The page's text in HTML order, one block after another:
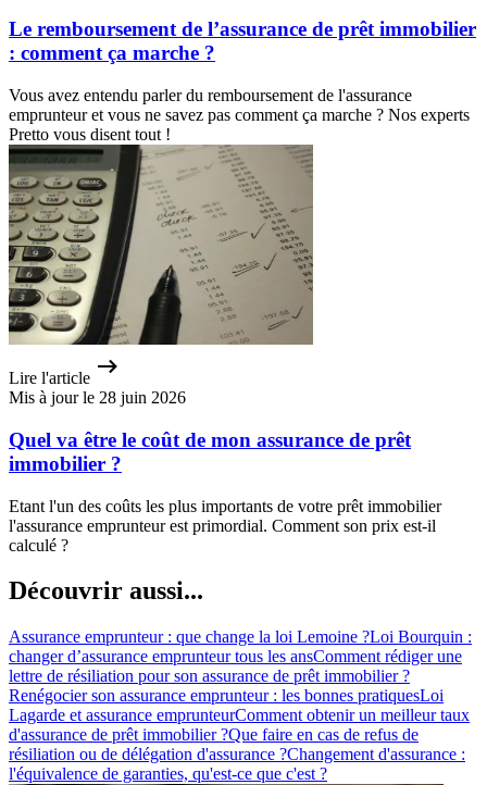
Le remboursement de l’assurance de prêt immobilier
: comment ça marche ?
Vous avez entendu parler du remboursement de l'assurance
emprunteur et vous ne savez pas comment ça marche ? Nos experts
Pretto vous disent tout !
Lire l'article
Mis à jour le 28 juin 2026
Quel va être le coût de mon assurance de prêt
immobilier ?
Etant l'un des coûts les plus importants de votre prêt immobilier
l'assurance emprunteur est primordial. Comment son prix est-il
calculé ?
Découvrir aussi...
Assurance emprunteur : que change la loi Lemoine ?Loi Bourquin :
changer d’assurance emprunteur tous les ansComment rédiger une
lettre de résiliation pour son assurance de prêt immobilier ?
Renégocier son assurance emprunteur : les bonnes pratiquesLoi
Lagarde et assurance emprunteurComment obtenir un meilleur taux
d'assurance de prêt immobilier ?Que faire en cas de refus de
résiliation ou de délégation d'assurance ?Changement d'assurance :
l'équivalence de garanties, qu'est-ce que c'est ?